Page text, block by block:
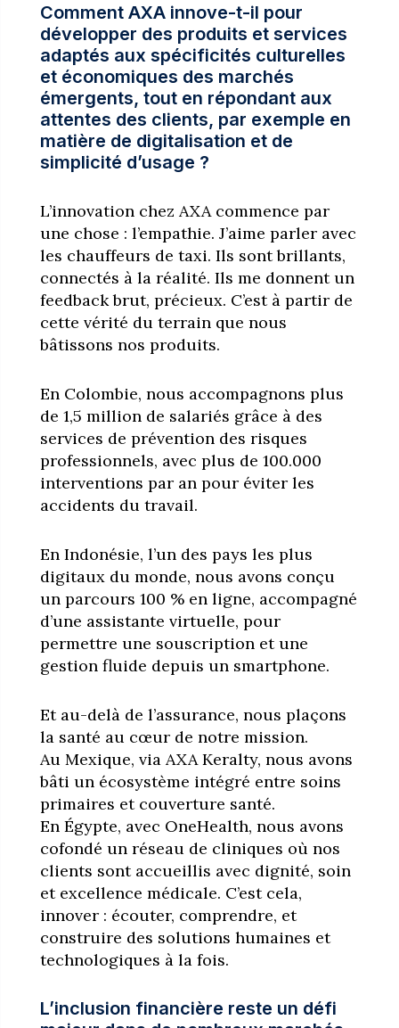
Comment AXA innove-t-il pour
développer des produits et services
adaptés aux spécificités culturelles
et économiques des marchés
émergents, tout en répondant aux
attentes des clients, par exemple en
matière de digitalisation et de
simplicité d’usage ?
L’innovation chez AXA commence par
une chose : l’empathie. J’aime parler avec
les chauffeurs de taxi. Ils sont brillants,
connectés à la réalité. Ils me donnent un
feedback brut, précieux. C’est à partir de
cette vérité du terrain que nous
bâtissons nos produits.
En Colombie, nous accompagnons plus
de 1,5 million de salariés grâce à des
services de prévention des risques
professionnels, avec plus de 100.000
interventions par an pour éviter les
accidents du travail.
En Indonésie, l’un des pays les plus
digitaux du monde, nous avons conçu
un parcours 100 % en ligne, accompagné
d’une assistante virtuelle, pour
permettre une souscription et une
gestion fluide depuis un smartphone.
Et au-delà de l’assurance, nous plaçons
la santé au cœur de notre mission.
Au Mexique, via AXA Keralty, nous avons
bâti un écosystème intégré entre soins
primaires et couverture santé.
En Égypte, avec OneHealth, nous avons
cofondé un réseau de cliniques où nos
clients sont accueillis avec dignité, soin
et excellence médicale. C’est cela,
innover : écouter, comprendre, et
construire des solutions humaines et
technologiques à la fois.
L’inclusion financière reste un défi